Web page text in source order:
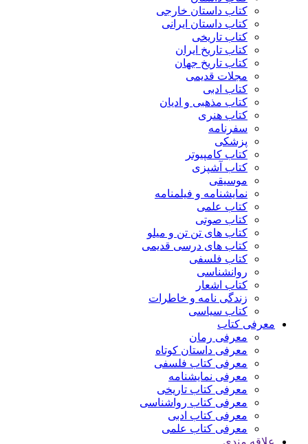
کتاب داستان خارجی
کتاب داستان ایرانی
کتاب تاریخی
کتاب تاریخ ایران
کتاب تاریخ جهان
مجلات قدیمی
کتاب ادبی
کتاب مذهبی و ادیان
کتاب هنری
سفرنامه
پزشکی
کتاب کامپیوتر
کتاب آشپزی
موسیقی
نمایشنامه و فیلمنامه
کتاب علمی
کتاب صوتی
کتاب های تن تن و میلو
کتاب های درسی قدیمی
کتاب فلسفی
روانشناسی
کتاب اشعار
زندگی نامه و خاطرات
کتاب سیاسی
معرفی کتاب
معرفی رمان
معرفی داستان کوتاه
معرفی کتاب فلسفی
معرفی نمایشنامه
معرفی کتاب تاریخی
معرفی کتاب رواشناسی
معرفی کتاب ادبی
معرفی کتاب علمی